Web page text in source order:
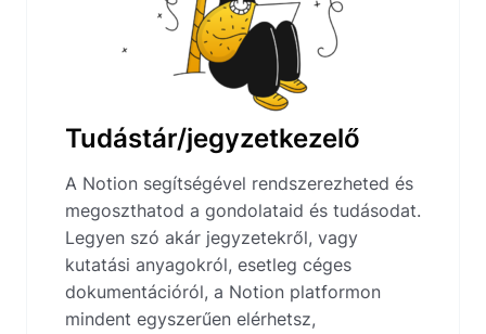
Tudástár/jegyzetkezelő
A Notion segítségével rendszerezheted és
megoszthatod a gondolataid és tudásodat.
Legyen szó akár jegyzetekről, vagy
kutatási anyagokról, esetleg céges
dokumentációról, a Notion platformon
mindent egyszerűen elérhetsz,